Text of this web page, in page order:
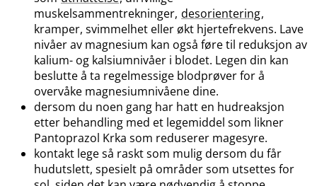
muskelsammentrekninger, desorientering,
kramper, svimmelhet eller økt hjertefrekvens. Lave
nivåer av magnesium kan også føre til reduksjon av
kalium- og kalsiumnivåer i blodet. Legen din kan
beslutte å ta regelmessige blodprøver for å
overvåke magnesiumnivåene dine.
dersom du noen gang har hatt en hudreaksjon
etter behandling med et legemiddel som likner
Pantoprazol Krka som reduserer magesyre.
kontakt lege så raskt som mulig dersom du får
hudutslett, spesielt på områder som utsettes for